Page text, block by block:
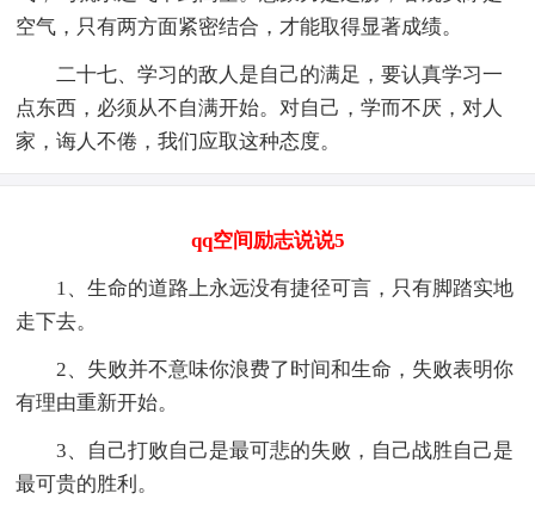
空气，只有两方面紧密结合，才能取得显著成绩。
二十七、学习的敌人是自己的满足，要认真学习一
点东西，必须从不自满开始。对自己，学而不厌，对人
家，诲人不倦，我们应取这种态度。
qq空间励志说说5
1、生命的道路上永远没有捷径可言，只有脚踏实地
走下去。
2、失败并不意味你浪费了时间和生命，失败表明你
有理由重新开始。
3、自己打败自己是最可悲的失败，自己战胜自己是
最可贵的胜利。